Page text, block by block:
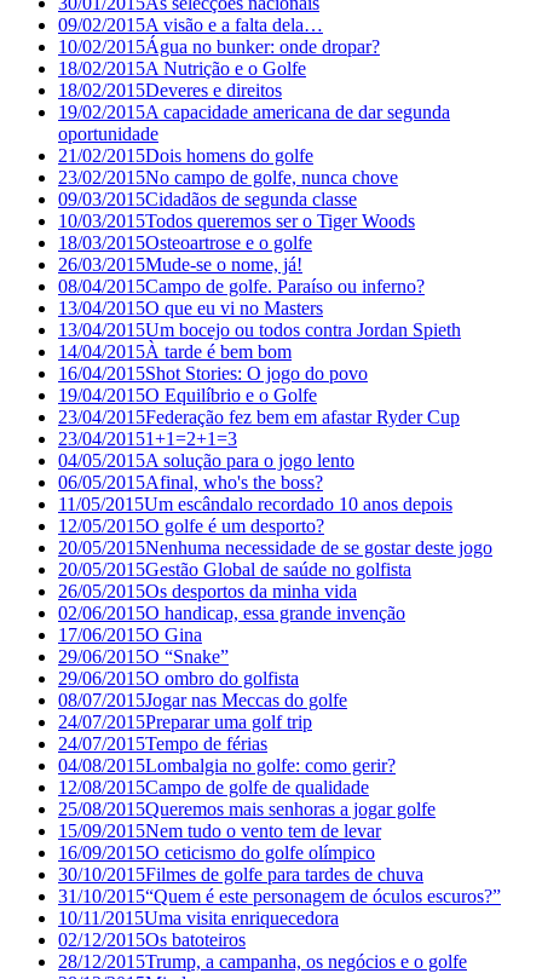
09/02/2015A visão e a falta dela…
10/02/2015Água no bunker: onde dropar?
18/02/2015A Nutrição e o Golfe
18/02/2015Deveres e direitos
19/02/2015A capacidade americana de dar segunda
oportunidade
21/02/2015Dois homens do golfe
23/02/2015No campo de golfe, nunca chove
09/03/2015Cidadãos de segunda classe
10/03/2015Todos queremos ser o Tiger Woods
18/03/2015Osteoartrose e o golfe
26/03/2015Mude-se o nome, já!
08/04/2015Campo de golfe. Paraíso ou inferno?
13/04/2015O que eu vi no Masters
13/04/2015Um bocejo ou todos contra Jordan Spieth
14/04/2015À tarde é bem bom
16/04/2015Shot Stories: O jogo do povo
19/04/2015O Equilíbrio e o Golfe
23/04/2015Federação fez bem em afastar Ryder Cup
23/04/20151+1=2+1=3
04/05/2015A solução para o jogo lento
06/05/2015Afinal, who's the boss?
11/05/2015Um escândalo recordado 10 anos depois
12/05/2015O golfe é um desporto?
20/05/2015Nenhuma necessidade de se gostar deste jogo
20/05/2015Gestão Global de saúde no golfista
26/05/2015Os desportos da minha vida
02/06/2015O handicap, essa grande invenção
17/06/2015O Gina
29/06/2015O “Snake”
29/06/2015O ombro do golfista
08/07/2015Jogar nas Meccas do golfe
24/07/2015Preparar uma golf trip
24/07/2015Tempo de férias
04/08/2015Lombalgia no golfe: como gerir?
12/08/2015Campo de golfe de qualidade
25/08/2015Queremos mais senhoras a jogar golfe
15/09/2015Nem tudo o vento tem de levar
16/09/2015O ceticismo do golfe olímpico
30/10/2015Filmes de golfe para tardes de chuva
31/10/2015“Quem é este personagem de óculos escuros?”
10/11/2015Uma visita enriquecedora
02/12/2015Os batoteiros
28/12/2015Trump, a campanha, os negócios e o golfe